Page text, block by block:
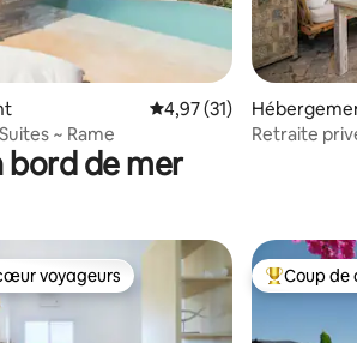
de 120 commentaires : 4,93 sur 5
Évaluation moyenne sur
4,97 (31)
~ Rame
Retraite
bord de mer
voyageurs les plus appréciés
voyageurs Coups de
Coup de